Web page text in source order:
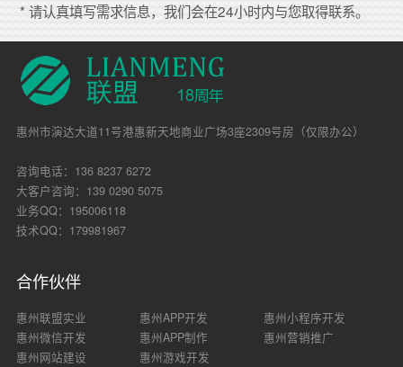
* 请认真填写需求信息，我们会在24小时内与您取得联系。
惠州市演达大道11号港惠新天地商业广场3座2309号房（仅限办公）
咨询电话：136 8237 6272
大客户咨询：139 0290 5075
业务QQ：195006118
技术QQ：179981967
合作伙伴
惠州联盟实业 惠州APP开发
惠州小程序开发
惠州微信开发
惠州APP制作
惠州营销推广
惠州网站建设
惠州游戏开发